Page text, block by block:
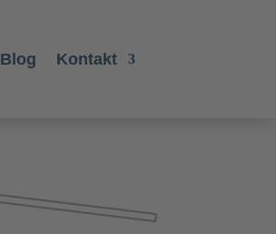
Blog Kontakt